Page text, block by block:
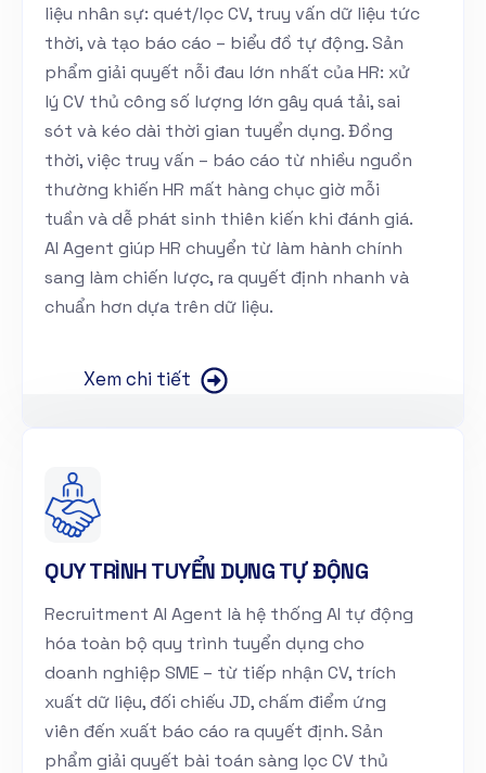
liệu nhân sự: quét/lọc CV, truy vấn dữ liệu tức
thời, và tạo báo cáo – biểu đồ tự động. Sản
phẩm giải quyết nỗi đau lớn nhất của HR: xử
lý CV thủ công số lượng lớn gây quá tải, sai
sót và kéo dài thời gian tuyển dụng. Đồng
thời, việc truy vấn – báo cáo từ nhiều nguồn
thường khiến HR mất hàng chục giờ mỗi
tuần và dễ phát sinh thiên kiến khi đánh giá.
AI Agent giúp HR chuyển từ làm hành chính
sang làm chiến lược, ra quyết định nhanh và
chuẩn hơn dựa trên dữ liệu.
Xem chi tiết
QUY TRÌNH TUYỂN DỤNG TỰ ĐỘNG
Recruitment AI Agent là hệ thống AI tự động
hóa toàn bộ quy trình tuyển dụng cho
doanh nghiệp SME – từ tiếp nhận CV, trích
xuất dữ liệu, đối chiếu JD, chấm điểm ứng
viên đến xuất báo cáo ra quyết định. Sản
phẩm giải quyết bài toán sàng lọc CV thủ